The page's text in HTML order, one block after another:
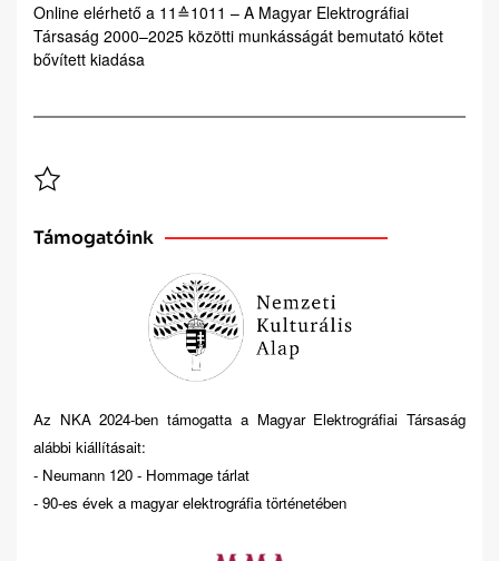
Online elérhető a 11≙1011 – A Magyar Elektrográfiai
Társaság 2000–2025 közötti munkásságát bemutató kötet
bővített kiadása
Támogatóink
Az NKA 2024-ben támogatta a Magyar Elektrográfiai Társaság
alábbi kiállításait:
- Neumann 120 - Hommage tárlat
- 90-es évek a magyar elektrográfia történetében